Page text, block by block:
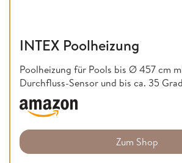
INTEX Poolheizung
Poolheizung für Pools bis Ø 457 cm
Durchfluss-Sensor und bis ca. 35
Zum Shop